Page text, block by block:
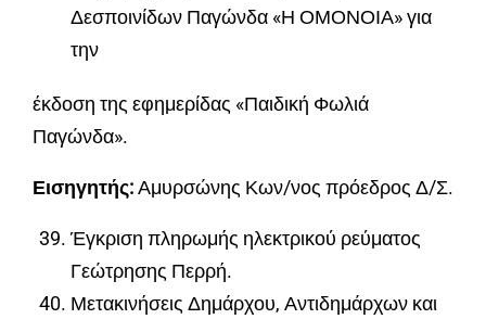
Δεσποινίδων Παγώνδα «Η ΟΜΟΝΟΙΑ» για
την
έκδοση της εφημερίδας «Παιδική Φωλιά
Παγώνδα».
Εισηγητής:Αμυρσώνης Κων/νος πρόεδρος Δ/Σ.
Έγκριση πληρωμής ηλεκτρικού ρεύματος
Γεώτρησης Περρή.
Μετακινήσεις Δημάρχου, Αντιδημάρχων και